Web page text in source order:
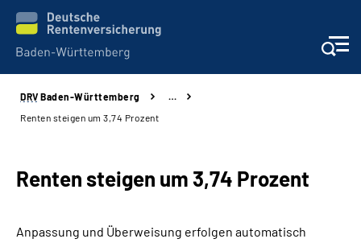
Beratung und Kontakt
DRV Baden-Württemberg
…
Renten steigen um 3,74 Prozent
Renten steigen um 3,74 Prozent
Anpassung und Überweisung erfolgen automatisch